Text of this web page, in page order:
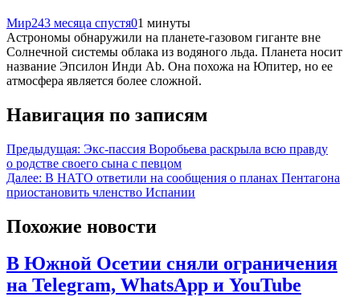
Мир243 месяца спустя01 минуты
Астрономы обнаружили на планете-газовом гиганте вне
Солнечной системы облака из водяного льда. Планета носит
название Эпсилон Инди Ab. Она похожа на Юпитер, но ее
атмосфера является более сложной.
Навигация по записям
Предыдущая: Экс-пассия Воробьева раскрыла всю правду
о родстве своего сына с певцом
Далее: В НАТО ответили на сообщения о планах Пентагона
приостановить членство Испании
Похожие новости
В Южной Осетии сняли ограничения
на Telegram, WhatsApp и YouTube